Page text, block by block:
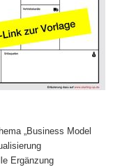
„Business Model
Ergänzung